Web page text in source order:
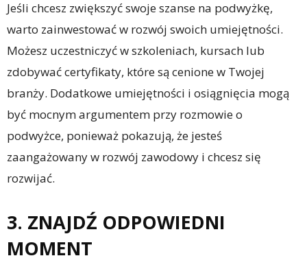
Jeśli chcesz zwiększyć swoje szanse na podwyżkę,
warto zainwestować w rozwój swoich umiejętności.
Możesz uczestniczyć w szkoleniach, kursach lub
zdobywać certyfikaty, które są cenione w Twojej
branży. Dodatkowe umiejętności i osiągnięcia mogą
być mocnym argumentem przy rozmowie o
podwyżce, ponieważ pokazują, że jesteś
zaangażowany w rozwój zawodowy i chcesz się
rozwijać.
3. ZNAJDŹ ODPOWIEDNI
MOMENT